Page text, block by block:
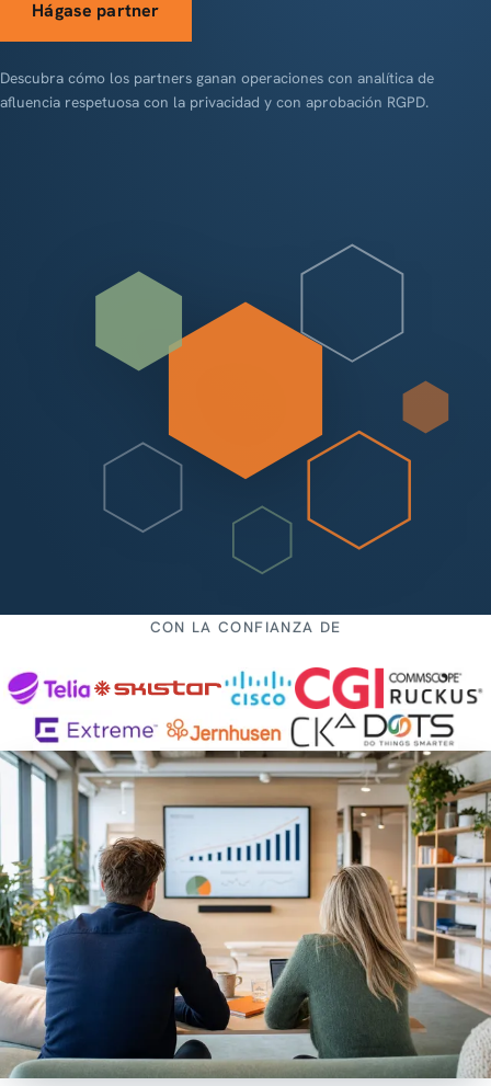
Hágase partner
Descubra cómo los partners ganan operaciones con analítica de
afluencia respetuosa con la privacidad y con aprobación RGPD.
CON LA CONFIANZA DE